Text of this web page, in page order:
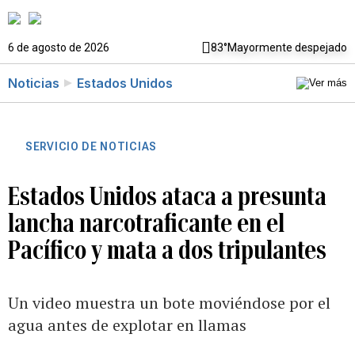
6 de agosto de 2026 83°Mayormente despejado
Noticias Estados Unidos
SERVICIO DE NOTICIAS
Estados Unidos ataca a presunta
lancha narcotraficante en el
Pacífico y mata a dos tripulantes
Un video muestra un bote moviéndose por el
agua antes de explotar en llamas